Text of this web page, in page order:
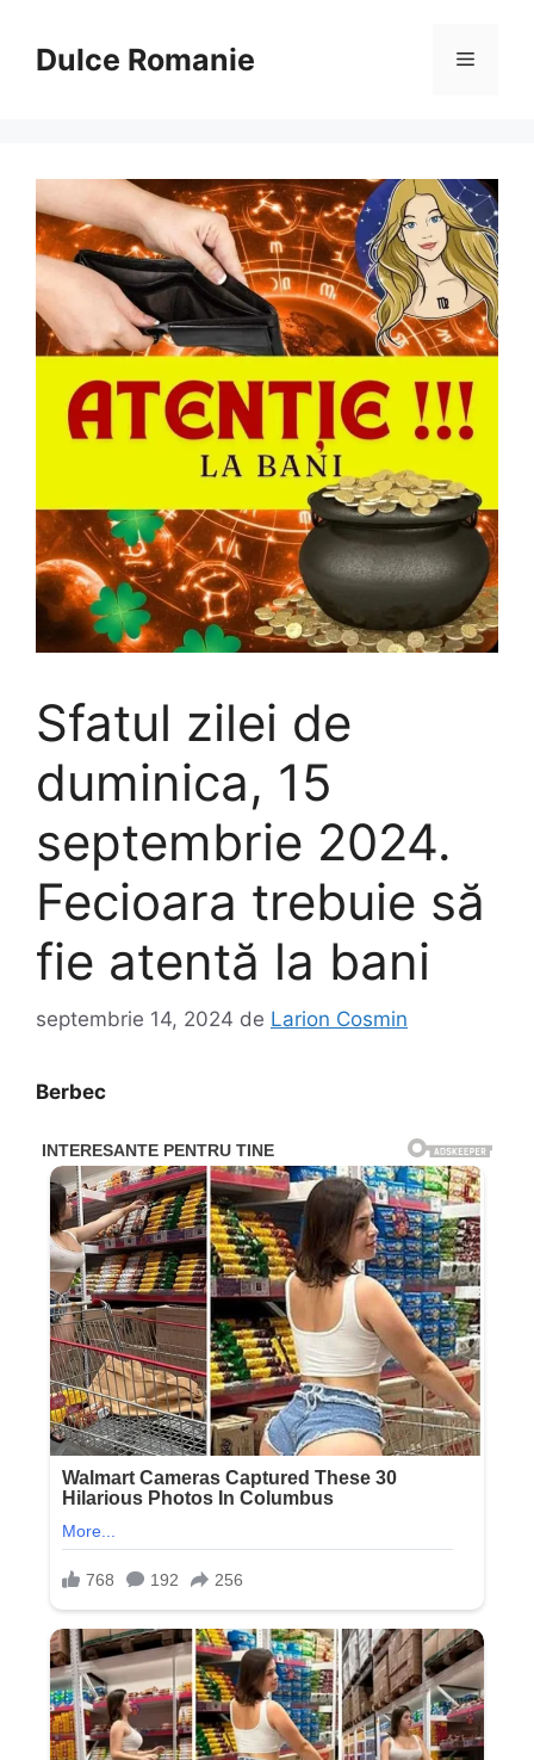
conținutDulce Romanie Meniu
Sfatul zilei de
duminica, 15
septembrie 2024.
Fecioara trebuie să
fie atentă la bani
septembrie 14, 2024 de Larion Cosmin
Berbec